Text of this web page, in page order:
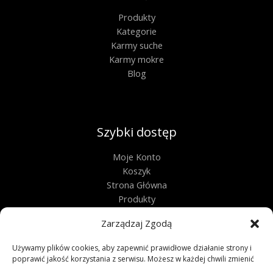
Zarządzaj Zgodą
Używamy plików cookies, aby zapewnić prawidłowe działanie strony i
poprawić jakość korzystania z serwisu. Możesz w każdej chwili zmienić
Produkty
Kategorie
Karmy suche
Karmy mokre
Blog
Szybki dostęp
Moje Konto
Koszyk
Strona Główna
Produkty
Regulamin